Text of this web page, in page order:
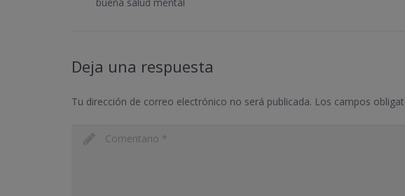
Deja una respuesta
Tu dirección de correo electrónico no será publicada. Los campos